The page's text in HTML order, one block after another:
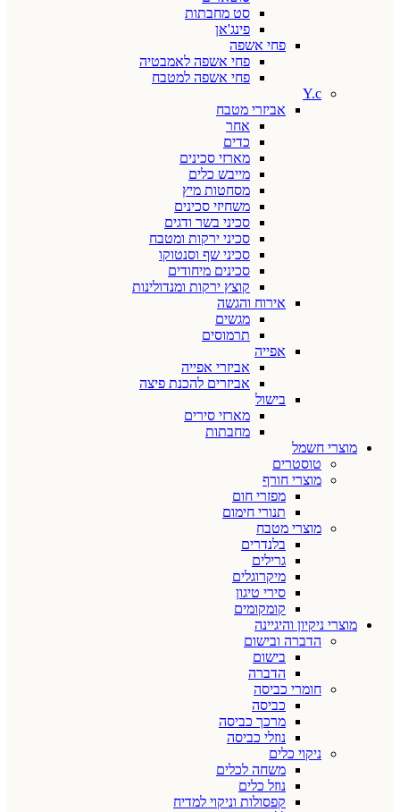
סט מחבתות
פינג'אן
פחי אשפה
פחי אשפה לאמבטיה
פחי אשפה למטבח
Y.c
אביזרי מטבח
אחר
כדים
מארזי סכינים
מייבש כלים
מסחטות מיץ
משחיזי סכינים
סכיני בשר ודגים
סכיני ירקות ומטבח
סכיני שף וסנטוקו
סכינים מיחודים
קוצץ ירקות ומנדולינות
אירוח והגשה
מגשים
תרמוסים
אפייה
אביזרי אפייה
אביזרים להכנת פיצה
בישול
מארזי סירים
מחבתות
מוצרי חשמל
טוסטרים
מוצרי חורף
מפזרי חום
תנורי חימום
מוצרי מטבח
בלנדרים
גרילים
מיקרוגלים
סירי טיגון
קומקומים
מוצרי ניקיון והיגיינה
הדברה ובישום
בישום
הדברה
חומרי כביסה
כביסה
מרכך כביסה
נוזלי כביסה
ניקוי כלים
משחה לכלים
נוזל כלים
קפסולות וניקוי למדיח